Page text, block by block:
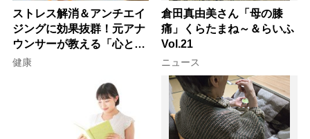
ストレス解消＆アンチエイ
ジングに効果抜群！元アナ
ウンサーが教える「心と体
を元気にする音読の習慣」
健康
倉田真由美さん「母の膝
痛」くらたまね～＆らいふ
Vol.21
ニュース